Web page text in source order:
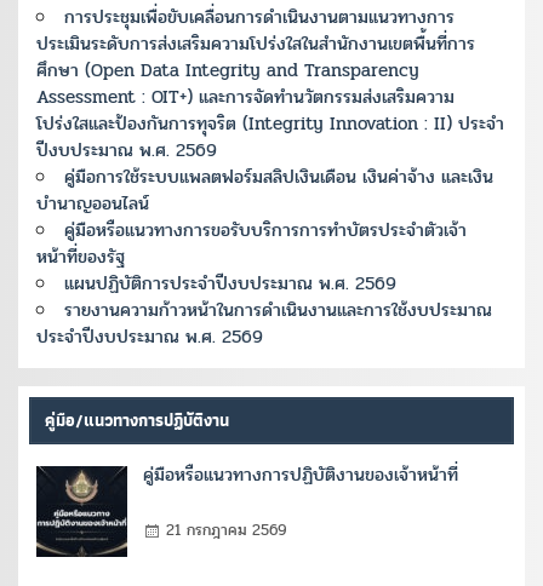
การประชุมเพื่อขับเคลื่อนการดำเนินงานตามแนวทางการ
ประเมินระดับการส่งเสริมความโปร่งใสในสำนักงานเขตพื้นที่การ
ศึกษา (Open Data Integrity and Transparency
Assessment : OIT+) และการจัดทำนวัตกรรมส่งเสริมความ
โปร่งใสและป้องกันการทุจริต (Integrity Innovation : II) ประจำ
ปีงบประมาณ พ.ศ. 2569
คู่มือการใช้ระบบแพลตฟอร์มสลิปเงินเดือน เงินค่าจ้าง และเงิน
บำนาญออนไลน์
คู่มือหรือแนวทางการขอรับบริการการทำบัตรประจำตัวเจ้า
หน้าที่ของรัฐ
แผนปฏิบัติการประจำปีงบประมาณ พ.ศ. 2569
รายงานความก้าวหน้าในการดำเนินงานและการใช้งบประมาณ
ประจำปีงบประมาณ พ.ศ. 2569
คู่มือ/แนวทางการปฏิบัติงาน
คู่มือหรือแนวทางการปฏิบัติงานของเจ้าหน้าที่
21 กรกฎาคม 2569